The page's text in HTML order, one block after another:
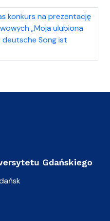
konkurs na prezentację
„Moja ulubiona
deutsche Song ist
Gdańskiego